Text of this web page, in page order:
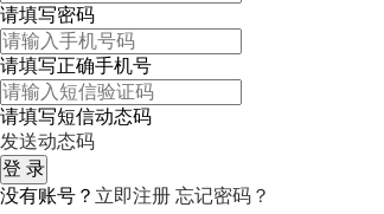
请填写密码
请填写正确手机号
请填写短信动态码
发送动态码
没有账号？ 立即注册 忘记密码？